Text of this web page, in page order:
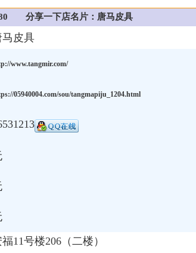
分享一下店名片：唐马皮具
马皮具
www.tangmir.com/
05940004.com/sou/tangmapiju_1204.html
11号楼206（二楼）